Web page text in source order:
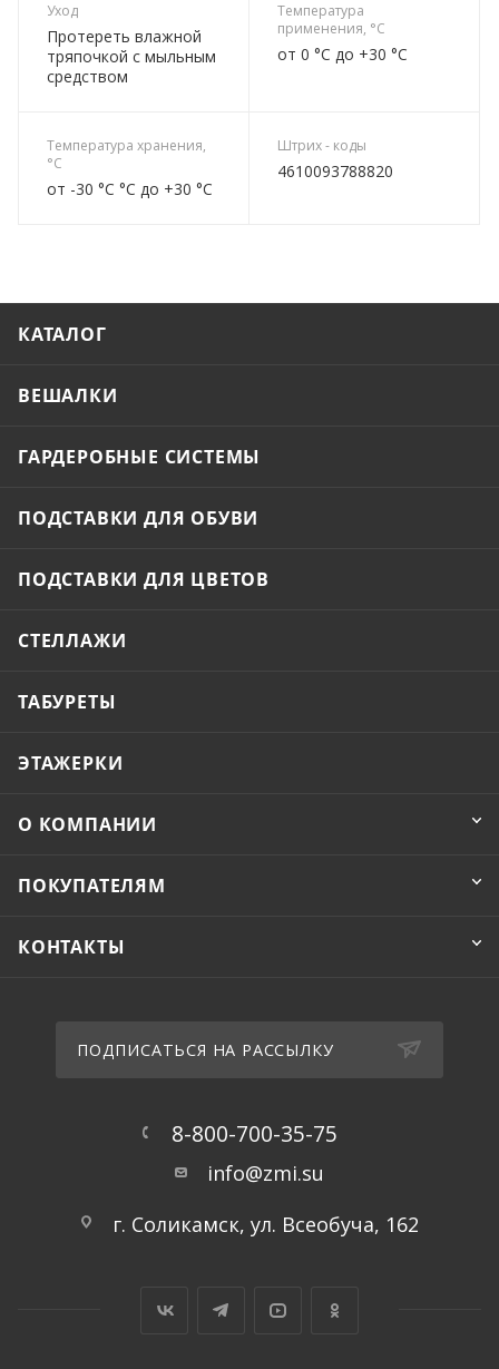
Уход
Протереть влажной
тряпочкой с мыльным
средством
Температура
применения, °C
от 0 °C до +30 °C
Температура хранения,
°C
от -30 °C °C до +30 °C
Штрих - коды
4610093788820
КАТАЛОГ
ВЕШАЛКИ
ГАРДЕРОБНЫЕ СИСТЕМЫ
ПОДСТАВКИ ДЛЯ ОБУВИ
ПОДСТАВКИ ДЛЯ ЦВЕТОВ
СТЕЛЛАЖИ
ТАБУРЕТЫ
ЭТАЖЕРКИ
О КОМПАНИИ
ПОКУПАТЕЛЯМ
КОНТАКТЫ
ПОДПИСАТЬСЯ НА РАССЫЛКУ
8-800-700-35-75
info@zmi.su
г. Соликамск, ул. Всеобуча, 162